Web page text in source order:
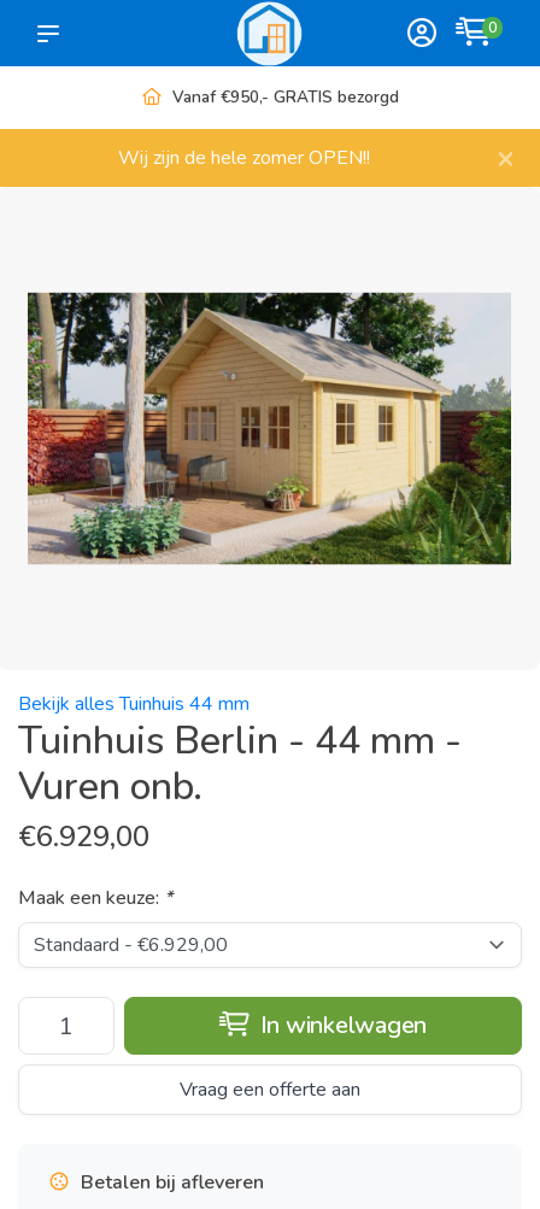
0
Vanaf €950,- GRATIS bezorgd
Wij zijn de hele zomer OPEN!! ×
Bekijk alles Tuinhuis 44 mm
Tuinhuis Berlin - 44 mm -
Vuren onb.
€6.929,00
Maak een keuze: *
In winkelwagen
Vraag een offerte aan
Betalen bij afleveren